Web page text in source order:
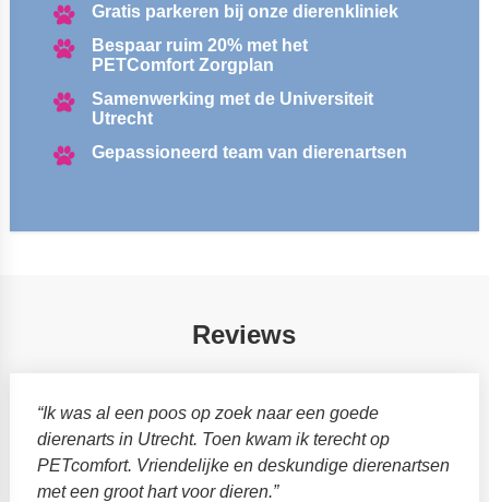
Gratis parkeren bij onze dierenkliniek
Bespaar ruim 20% met het
PETComfort Zorgplan
Samenwerking met de Universiteit
Utrecht
Gepassioneerd team van dierenartsen
Reviews
“Ik was al een poos op zoek naar een goede
dierenarts in Utrecht. Toen kwam ik terecht op
PETcomfort. Vriendelijke en deskundige dierenartsen
met een groot hart voor dieren.”